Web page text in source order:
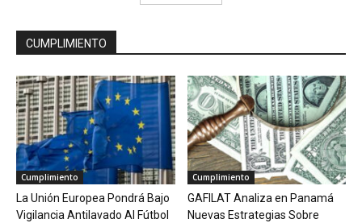
CUMPLIMIENTO
Cumplimiento
La Unión Europea Pondrá Bajo
Vigilancia Antilavado Al Fútbol
Cumplimiento
GAFILAT Analiza en Panamá
Nuevas Estrategias Sobre